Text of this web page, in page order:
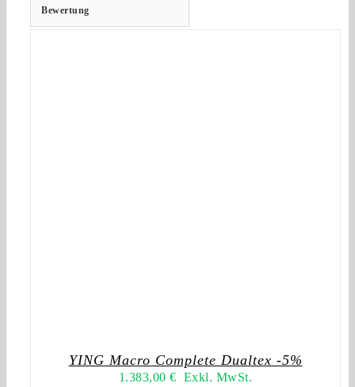
Bewertung
YING Macro Complete Dualtex -5%
1.383,00€ Exkl. MwSt.